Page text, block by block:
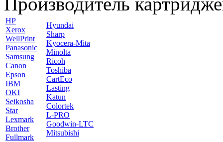
HP
Xerox
WellPrint
Panasonic
Samsung
Canon
Epson
IBM
OKI
Seikosha
Star
Lexmark
Brother
Fullmark
Hyundai
Sharp
Kyocera-Mita
Minolta
Ricoh
Toshiba
CartEco
Lasting
Katun
Colortek
L-PRO
Goodwin-LTC
Mitsubishi